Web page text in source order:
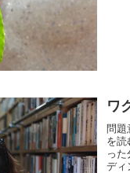
ワ
問題
を読
っ
ディ